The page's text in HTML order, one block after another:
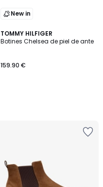
New in
TOMMY HILFIGER
Botines Chelsea de piel de ante
159.90 €